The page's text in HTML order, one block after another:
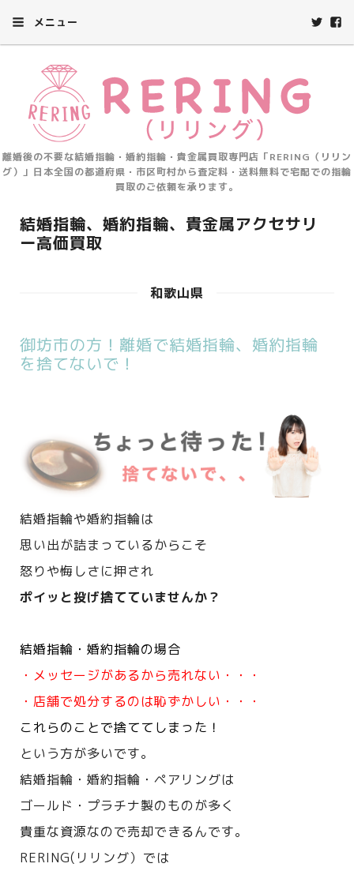
メニュー
離婚後の不要な結婚指輪・婚約指輪・貴金属買取専門店「RERING（リリン
グ）」日本全国の都道府県・市区町村から査定料・送料無料で宅配での指輪
買取のご依頼を承ります。
結婚指輪、婚約指輪、貴金属アクセサリ
ー高価買取
和歌山県
御坊市の方！離婚で結婚指輪、婚約指輪
を捨てないで！
結婚指輪や婚約指輪は
思い出が詰まっているからこそ
怒りや悔しさに押され
ポイッと投げ捨てていませんか？
結婚指輪・婚約指輪の場合
・メッセージがあるから売れない・・・
・店舗で処分するのは恥ずかしい・・・
これらのことで捨ててしまった！
という方が多いです。
結婚指輪・婚約指輪・ペアリングは
ゴールド・プラチナ製のものが多く
貴重な資源なので売却できるんです。
RERING(リリング）では